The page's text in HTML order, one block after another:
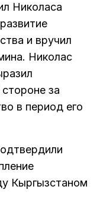
Николаса
и вручил
Николас
за
в период его
Кыргызстаном